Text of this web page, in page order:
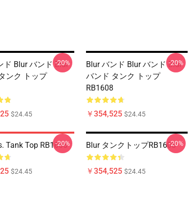
ド Blur バンド Blur
ンク トップ
$24.45
-20%
Blur バンド Blur バンド Blur
バンド タンク トップ
RB1608
￥354,525 $24.45
-20%
Tank Top RB1608
$24.45
-20% Blur タンクトップRB1608
￥354,525 $24.45
-20%